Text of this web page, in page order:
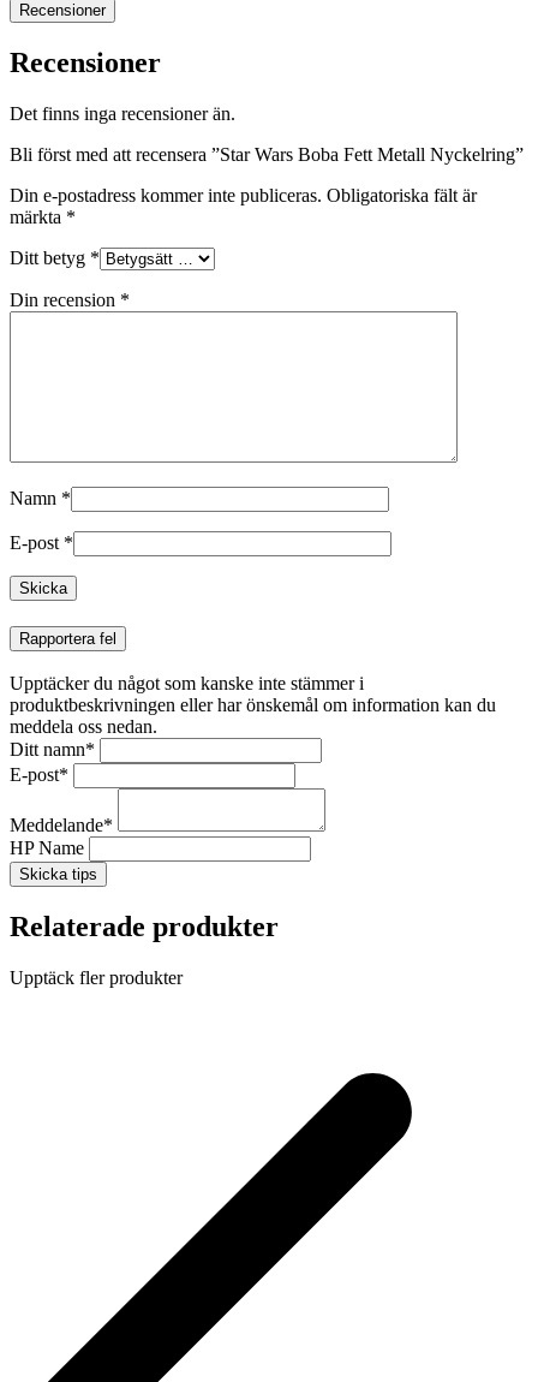
Recensioner
Recensioner
Det finns inga recensioner än.
Bli först med att recensera ”Star Wars Boba Fett Metall Nyckelring”
Din e-postadress kommer inte publiceras. Obligatoriska fält är
märkta *
Ditt betyg *
Din recension *
Namn *
E-post *
Rapportera fel
Upptäcker du något som kanske inte stämmer i
produktbeskrivningen eller har önskemål om information kan du
meddela oss nedan.
Ditt namn*
E-post*
Meddelande*
HP Name
Skicka tips
Relaterade produkter
Upptäck fler produkter